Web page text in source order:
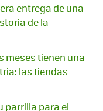
entrega de una
de la
meses tienen una
las tiendas
parrilla para el